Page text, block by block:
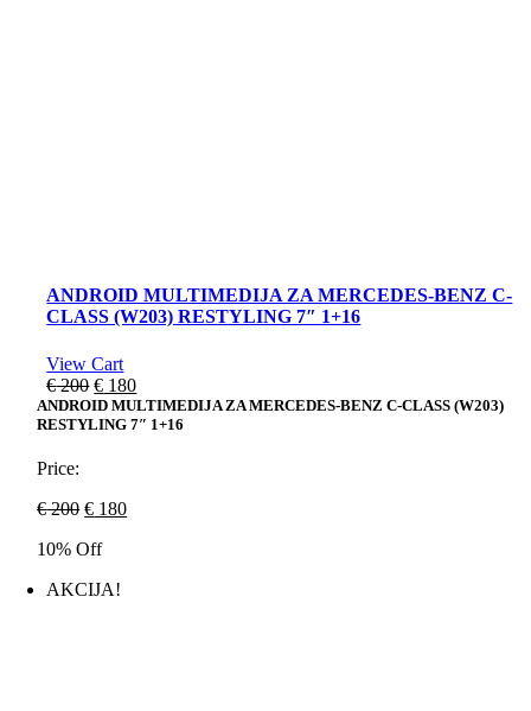
ANDROID MULTIMEDIJA ZA MERCEDES-BENZ C-
CLASS (W203) RESTYLING 7″ 1+16
View Cart
€200 Original
price
was:
€ 180Current
price
is:
ANDROID MULTIMEDIJA ZA MERCEDES-BENZ C-CLASS (W203)
RESTYLING 7″ 1+16
Price:
€200 Original
was:
€ 180Current
10% Off
AKCIJA!